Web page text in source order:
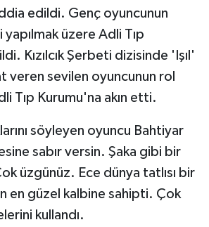
edildi. Genç oyuncunun
üzere Adli Tıp
Kızılcık Şerbeti dizisinde 'Işıl'
veren sevilen oyuncunun rol
Tıp Kurumu'na akın etti.
söyleyen oyuncu Bahtiyar
sabır versin. Şaka gibi bir
üzgünüz. Ece dünya tatlısı bir
en güzel kalbine sahipti. Çok
kullandı.